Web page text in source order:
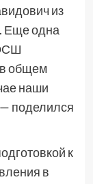
из
Еще одна
в общем
наши
— поделился
к
в